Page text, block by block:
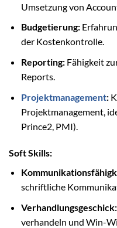
Umsetzung von
Budgetierung:
der Kostenkontrolle.
Reporting:Fähigkeit
Reports.
Projektmanagement:
Projektmanagement,
Prince2, PMI).
Soft Skills:
schriftliche
Verhandlungsgeschick:
verhandeln und Win-